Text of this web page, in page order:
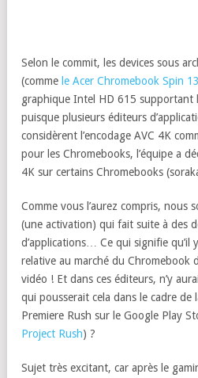
Selon le commit, les devices sous
(comme le Acer Chromebook Spin 13
graphique Intel HD 615 supportant
puisque plusieurs éditeurs
considèrent l’encodage AVC 4K
pour les Chromebooks, l’équipe a
4K sur certains Chromebooks
Comme vous l’aurez compris, nous
(une activation) qui fait suite à des
d’applications… Ce qui signifie qu’il
relative au marché du Chromebook
vidéo ! Et dans ces éditeurs, n’y
qui pousserait cela dans le cadre de
Premiere Rush sur le Google Play
Project Rush) ?
Sujet très excitant, car après le